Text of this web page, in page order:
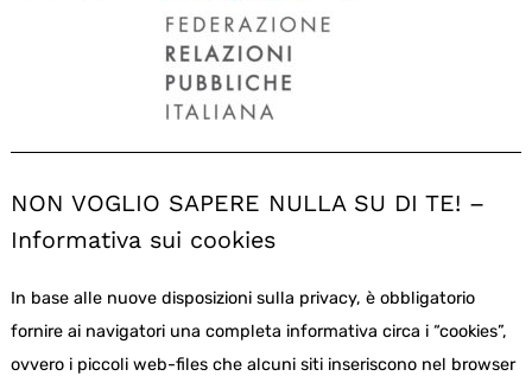
NON VOGLIO SAPERE NULLA SU DI TE! –
Informativa sui cookies
In base alle nuove disposizioni sulla privacy, è obbligatorio
fornire ai navigatori una completa informativa circa i “cookies”,
ovvero i piccoli web-files che alcuni siti inseriscono nel browser